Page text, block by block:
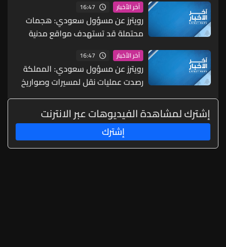
آخر الأخبار 16:47
رويترز عن مسؤول سعودي: هجمات
محتملة قد تستهدف مواقع مدنية
واقتصادية بما يشمل البنية التحتية
للطاقة والموانئ والمطارات
آخر الأخبار 16:47
رويترز عن مسؤول سعودي: المملكة
رصدت عمليات نقل لمسيرات وصواريخ
ما يشير إلى احتمال شن هجمات
منسقة من الشمال والجنوب
إشترك لمشاهدة الفيديوهات عبر الانترنت
إشترك